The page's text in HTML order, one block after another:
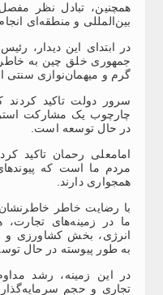
همچنین، تبادل نظر
بین‌المللی و منطقه‌ای
در ابتدای این دیدار،
جمهوری خلق چین به
گرم و میهمان‌نوازی سنتی
سرور دولت تاکید
چارچوب یک مشارکت
در حال توسعه است.
امامعلی رحمان تاکید
مردم ما است که
همجواری دارند.
با رضایت خاطر
ما در زمینه‌های تجارت،
انرژی، بخش کشاورزی و
به طور پیوسته در حال
در این زمینه، رشد
تجاری و حجم